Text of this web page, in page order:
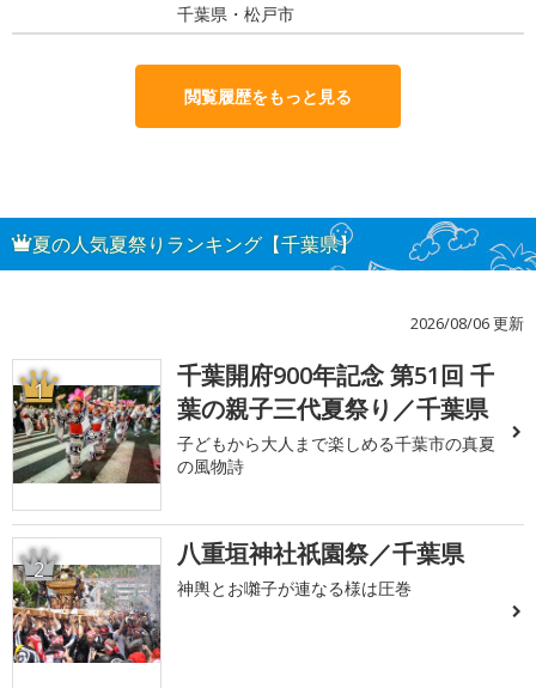
千葉県・松戸市
閲覧履歴をもっと見る
夏の人気夏祭りランキング【千葉県】
2026/08/06 更新
1
千葉開府900年記念 第51回 千
葉の親子三代夏祭り／千葉県
子どもから大人まで楽しめる千葉市の真夏
の風物詩
2 八重垣神社祇園祭／千葉県
神輿とお囃子が連なる様は圧巻